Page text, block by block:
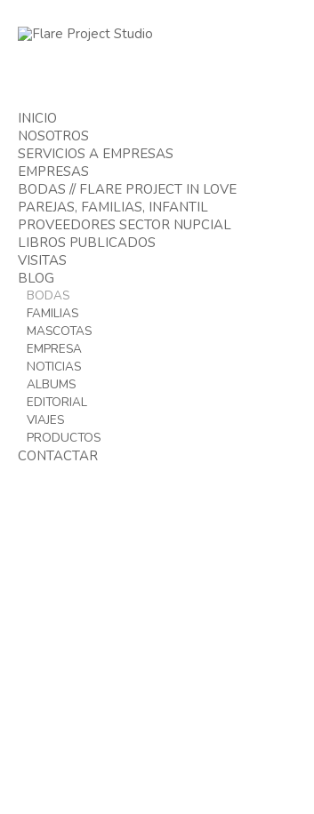
INICIO
NOSOTROS
SERVICIOS A EMPRESAS
EMPRESAS
PORTFOLIO EMPRESAS
VIDEOS EMPRESA
BODAS // FLARE PROJECT IN LOVE
PAREJAS, FAMILIAS, INFANTIL
PAREJAS
COMUNIONES
BOOKS FOTOGRÁFICOS
PROVEEDORES SECTOR NUPCIAL
LIBROS PUBLICADOS
VISITAS
BLOG
BODAS
FAMILIAS
MASCOTAS
EMPRESA
NOTICIAS
ALBUMS
EDITORIAL
VIAJES
PRODUCTOS
CONTACTAR